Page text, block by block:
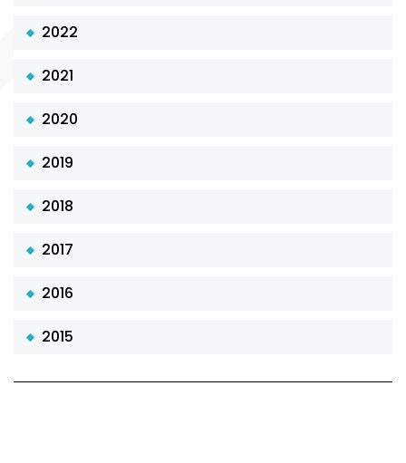
2022
2021
2020
2019
2018
2017
2016
2015